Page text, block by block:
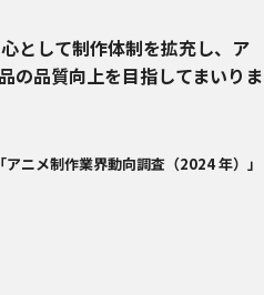
として制作体制を拡充し、ア
の品質向上を目指してまいりま
ニメ制作業界動向調査（2024 年）」